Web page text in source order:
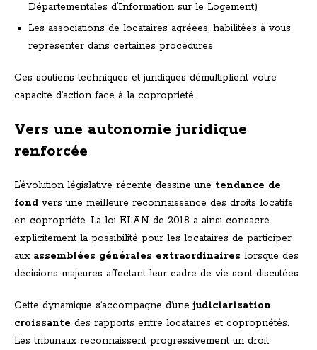
Départementales d’Information sur le Logement)
Les associations de locataires agréées, habilitées à vous
représenter dans certaines procédures
Ces soutiens techniques et juridiques démultiplient votre
capacité d’action face à la copropriété.
Vers une autonomie juridique
renforcée
L’évolution législative récente dessine une tendance de
fond vers une meilleure reconnaissance des droits locatifs
en copropriété. La loi ELAN de 2018 a ainsi consacré
explicitement la possibilité pour les locataires de participer
aux assemblées générales extraordinaires lorsque des
décisions majeures affectant leur cadre de vie sont discutées.
Cette dynamique s’accompagne d’unejudiciarisation
croissante des rapports entre locataires et copropriétés.
Les tribunaux reconnaissent progressivement un droit